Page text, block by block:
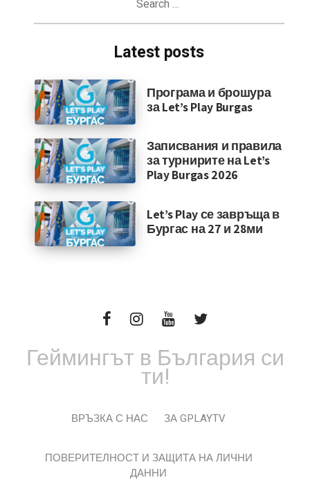
Latest posts
Програма и брошура
за Let’s Play Burgas
Записвания и правила
за турнирите на Let’s
Play Burgas 2026
Let’s Play се завръща в
Бургас на 27 и 28ми
Геймингът в България си
ти!
ВРЪЗКА С НАС ЗА GPLAYTV
ПОВЕРИТЕЛНОСТ И ЗАЩИТА НА ЛИЧНИ
ДАННИ